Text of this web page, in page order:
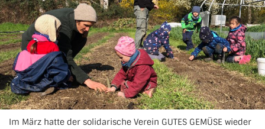
Im März hatte der solidarische Verein GUTES GEMÜSE wieder